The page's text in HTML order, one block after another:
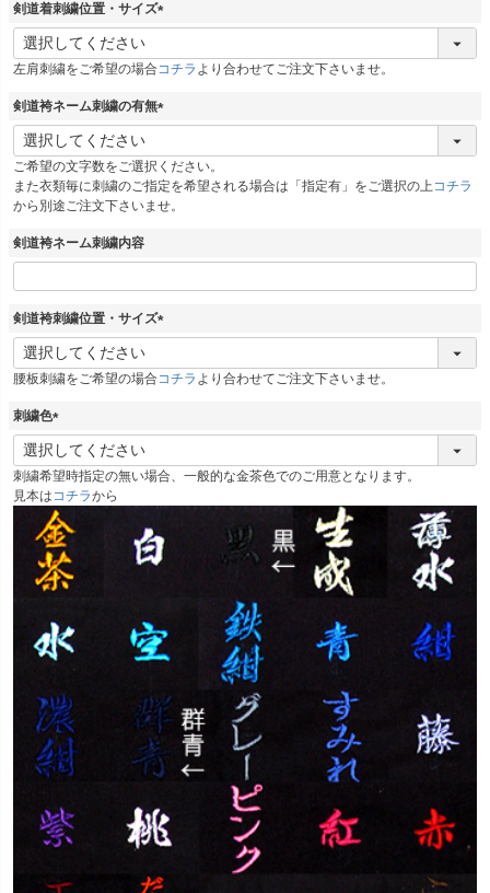
剣道着刺繍位置・サイズ
(
須
左肩刺繍をご希望の場合コチラ より合わせてご注文下さいませ。
剣道袴ネーム刺繍の有無
(
須
)
ご希望の文字数をご選択ください。
また衣類毎に刺繍のご指定を希望される場合は「指定有」をご選択の上コチラ
から別途ご注文下さいませ。
剣道袴ネーム刺繍内容
剣道袴刺繍位置・サイズ
(
須
腰板刺繍をご希望の場合コチラ より合わせてご注文下さいませ。
刺繍色
(
必
須
)
刺繍希望時指定の無い場合、一般的な金茶色でのご用意となります。
見本はコチラから